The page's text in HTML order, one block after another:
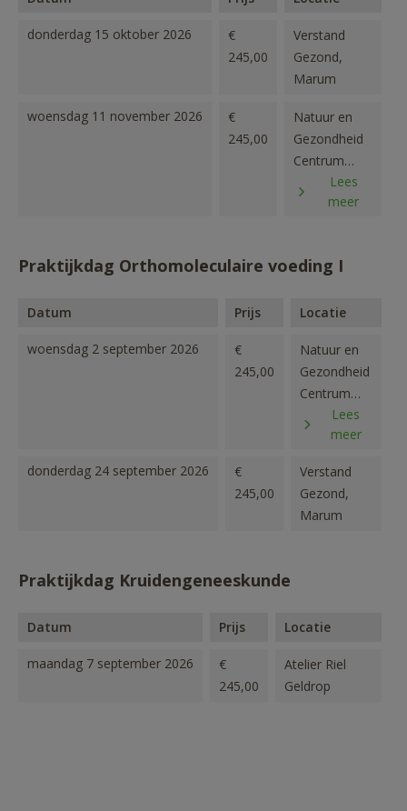
donderdag 15 oktober 2026
€
245,00
Verstand
Gezond,
Marum
woensdag 11 november 2026
€
245,00
Natuur en
Gezondheid
Centrum
Maarssen
Lees
meer
Praktijkdag Orthomoleculaire voeding I
Datum Prijs Locatie
woensdag 2 september 2026
€
245,00
Natuur en
Gezondheid
Centrum
Maarssen
Lees
meer
donderdag 24 september 2026
€
245,00
Verstand
Gezond,
Marum
Praktijkdag Kruidengeneeskunde
Datum Prijs Locatie
maandag 7 september 2026
€
245,00
Atelier Riel
Geldrop